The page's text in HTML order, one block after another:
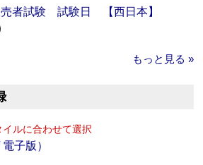
者試験 試験日 【西日本】
もっと見る »
ルに合わせて選択
子版）